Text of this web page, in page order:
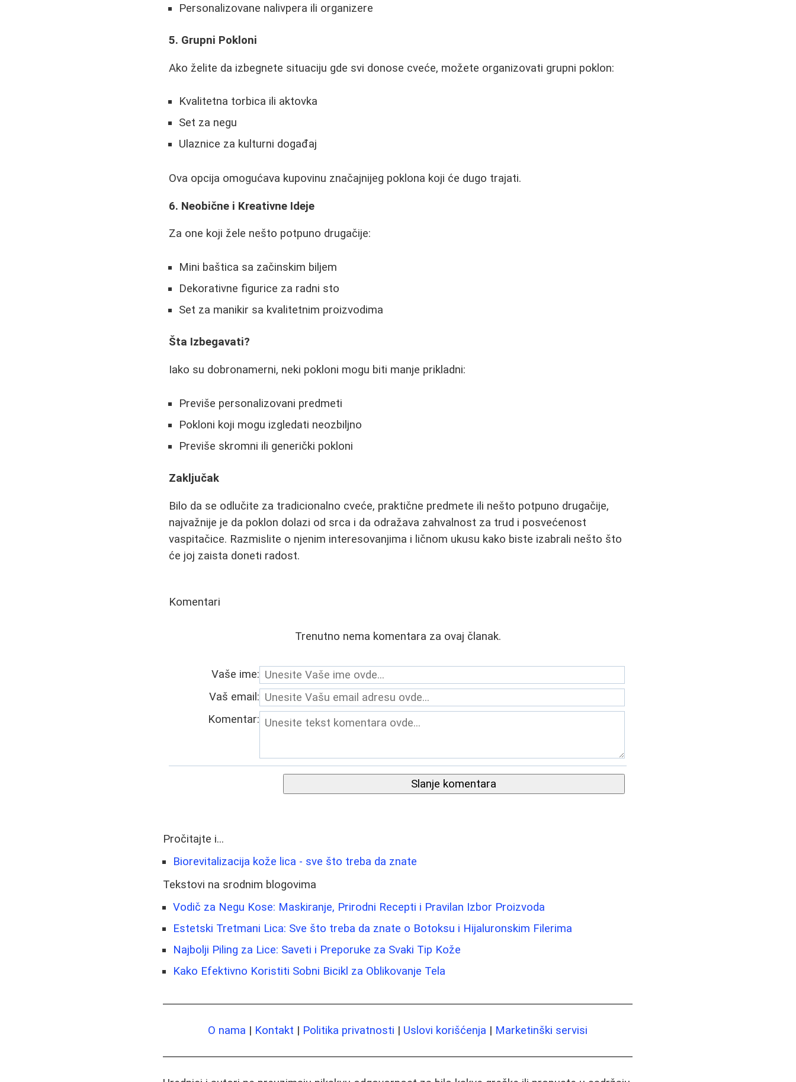
Personalizovane nalivpera ili organizere
5. Grupni Pokloni
Ako želite da izbegnete situaciju gde svi donose cveće, možete organizovati grupni poklon:
Kvalitetna torbica ili aktovka
Set za negu
Ulaznice za kulturni događaj
Ova opcija omogućava kupovinu značajnijeg poklona koji će dugo trajati.
6. Neobične i Kreativne Ideje
Za one koji žele nešto potpuno drugačije:
Mini baštica sa začinskim biljem
Dekorativne figurice za radni sto
Set za manikir sa kvalitetnim proizvodima
Šta Izbegavati?
Iako su dobronamerni, neki pokloni mogu biti manje prikladni:
Previše personalizovani predmeti
Pokloni koji mogu izgledati neozbiljno
Previše skromni ili generički pokloni
Zaključak
Bilo da se odlučite za tradicionalno cveće, praktične predmete ili nešto potpuno drugačije,
najvažnije je da poklon dolazi od srca i da odražava zahvalnost za trud i posvećenost
vaspitačice. Razmislite o njenim interesovanjima i ličnom ukusu kako biste izabrali nešto što
će joj zaista doneti radost.
Komentari
Trenutno nema komentara za ovaj članak.
Vaše ime:
Vaš email:
Komentar:
Slanje komentara
Pročitajte i...
Biorevitalizacija kože lica - sve što treba da znate
Tekstovi na srodnim blogovima
Vodič za Negu Kose: Maskiranje, Prirodni Recepti i Pravilan Izbor Proizvoda
Estetski Tretmani Lica: Sve što treba da znate o Botoksu i Hijaluronskim Filerima
Najbolji Piling za Lice: Saveti i Preporuke za Svaki Tip Kože
Kako Efektivno Koristiti Sobni Bicikl za Oblikovanje Tela
O nama | Kontakt | Politika privatnosti | Uslovi korišćenja | Marketinški servisi